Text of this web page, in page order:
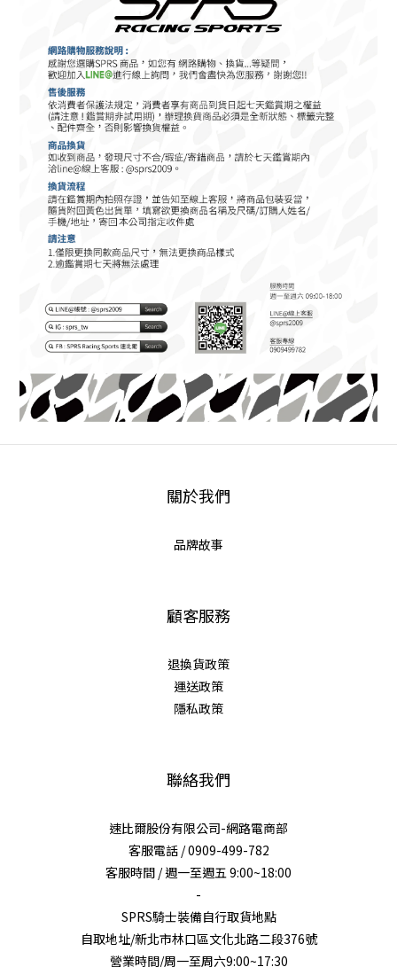
關於我們
品牌故事
顧客服務
退換貨政策
運送政策
隱私政策
聯絡我們
速比爾股份有限公司-網路電商部
客服電話 / 0909-499-782
客服時間 / 週一至週五 9:00~18:00
-
SPRS騎士裝備自行取貨地點
自取地址/新北市林口區文化北路二段376號
營業時間/周一至周六9:00~17:30